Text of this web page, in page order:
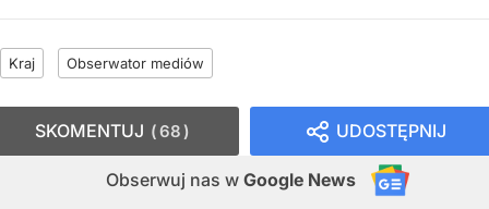
Kraj Obserwator mediów
UDOSTĘPNIJ
Obserwuj nas w Google News
SKOMENTUJ 68